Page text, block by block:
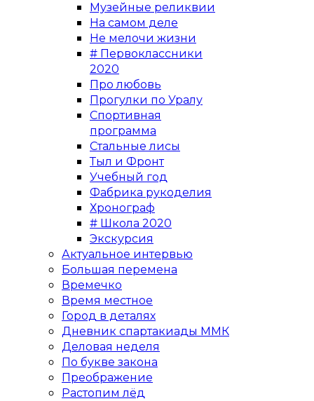
Музейные реликвии
На самом деле
Не мелочи жизни
# Первоклассники
2020
Про любовь
Прогулки по Уралу
Спортивная
программа
Стальные лисы
Тыл и Фронт
Учебный год
Фабрика рукоделия
Хронограф
# Школа 2020
Экскурсия
Актуальное интервью
Большая перемена
Времечко
Время местное
Город в деталях
Дневник спартакиады ММК
Деловая неделя
По букве закона
Преображение
Растопим лёд